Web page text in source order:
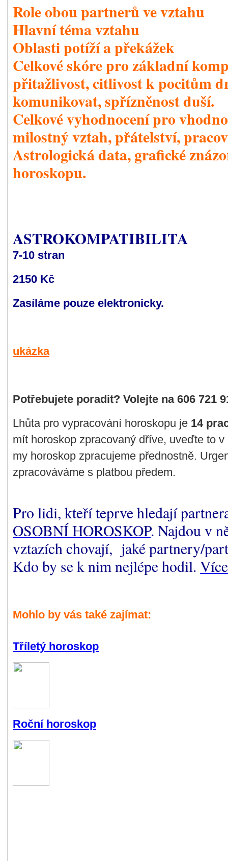
Role obou partnerů ve vztahu
Hlavní téma vztahu
Oblasti potíží a překážek
Celkové skóre pro základní
přitažlivost, citlivost k pocitům
komunikovat, spřízněnost duší.
Celkové vyhodnocení pro
milostný vztah, přátelství,
Astrologická data, grafické
horoskopu.
ASTROKOMPATIBILITA
7-10 stran
2150 Kč
Zasíláme pouze elektronicky.
ukázka
Potřebujete poradit? Volejte na 606 721
Lhůta pro vypracování horoskopu je 14
mít horoskop zpracovaný dříve, uveďte to
my horoskop zpracujeme přednostně.
zpracováváme s platbou předem.
Pro lidi, kteří teprve hledají
OSOBNÍ HOROSKOP. Najdou v
vztazích chovají, jaké partnery/
Kdo by se k nim nejlépe hodil.
Mohlo by vás také zajímat:
Tříletý horoskop
Roční horoskop